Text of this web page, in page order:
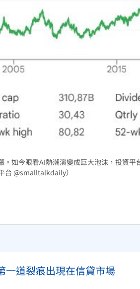
10:00
如今眼看AI熱潮演變成巨大泡沫，投資平
台 @smalltalkdaily）
道裂痕出現在信貸市場